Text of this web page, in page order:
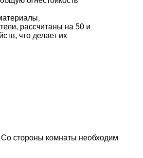
рассчитаны на 50 и
что делает их
стороны комнаты необходим